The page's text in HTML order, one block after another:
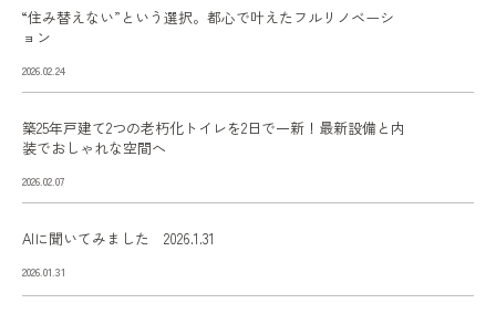
“住み替えない”という選択。都心で叶えたフルリノベーシ
ョン
2026.02.24
築25年戸建て2つの老朽化トイレを2日で一新！最新設備と内
装でおしゃれな空間へ
2026.02.07
AIに聞いてみました 2026.1.31
2026.01.31